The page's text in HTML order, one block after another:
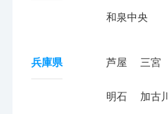
和泉中央
兵庫県 芦屋 三宮
明石 加古川